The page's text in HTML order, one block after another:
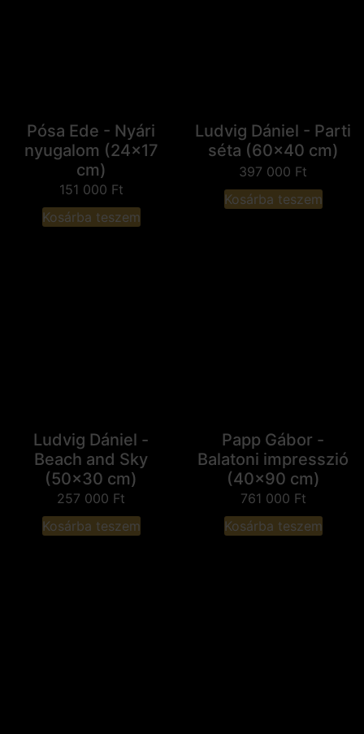
Pósa Ede - Nyári
nyugalom (24x17
cm)
151 000 Ft
Kosárba teszem
Ludvig Dániel - Parti
séta (60x40 cm)
397 000 Ft
Kosárba teszem
Ludvig Dániel -
Beach and Sky
(50x30 cm)
257 000 Ft
Kosárba teszem
Papp Gábor -
Balatoni impresszió
(40x90 cm)
761 000 Ft
Kosárba teszem